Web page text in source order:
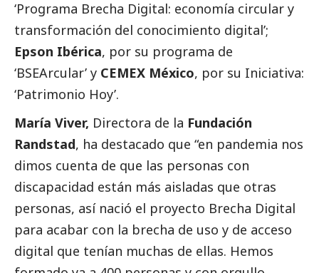
‘Programa Brecha Digital: economía circular y
transformación del conocimiento digital’;
Epson Ibérica, por su programa de
‘BSEArcular’ y CEMEX México, por su Iniciativa:
‘Patrimonio Hoy’.
María Viver, Directora de la Fundación
Randstad, ha destacado que “en pandemia nos
dimos cuenta de que las personas con
discapacidad están más aisladas que otras
personas, así nació el proyecto Brecha Digital
para acabar con la brecha de uso y de acceso
digital que tenían muchas de ellas. Hemos